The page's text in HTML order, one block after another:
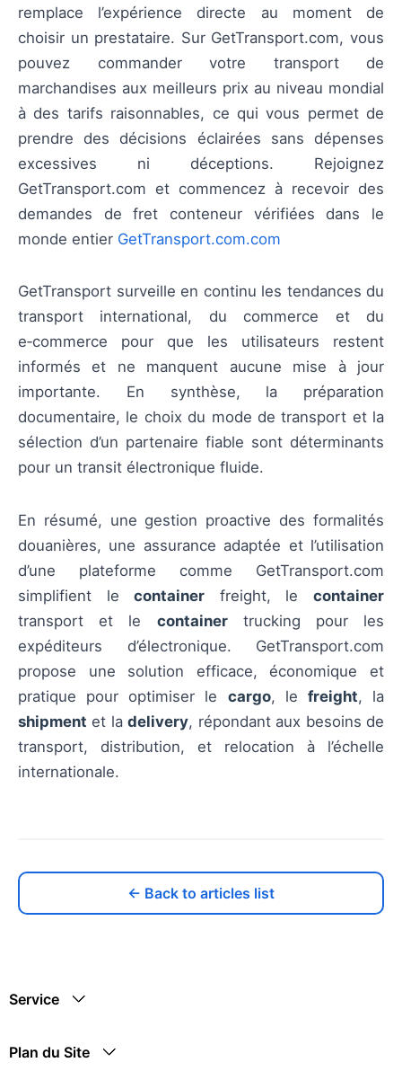
remplace l’expérience directe au moment de
choisir un prestataire. Sur GetTransport.com, vous
pouvez commander votre transport de
marchandises aux meilleurs prix au niveau mondial
à des tarifs raisonnables, ce qui vous permet de
prendre des décisions éclairées sans dépenses
excessives ni déceptions. Rejoignez
GetTransport.com et commencez à recevoir des
demandes de fret conteneur vérifiées dans le
monde entier GetTransport.com.com
GetTransport surveille en continu les tendances du
transport international, du commerce et du
e‑commerce pour que les utilisateurs restent
informés et ne manquent aucune mise à jour
importante. En synthèse, la préparation
documentaire, le choix du mode de transport et la
sélection d’un partenaire fiable sont déterminants
pour un transit électronique fluide.
En résumé, une gestion proactive des formalités
douanières, une assurance adaptée et l’utilisation
d’une plateforme comme GetTransport.com
simplifient lecontainer freight, lecontainer
transport et le containertrucking pour les
expéditeurs d’électronique. GetTransport.com
propose une solution efficace, économique et
pratique pour optimiser le cargo, le freight, la
shipment et ladelivery, répondant aux besoins de
transport, distribution, et relocation à l’échelle
internationale.
← Back to articles list
Service
Plan du Site